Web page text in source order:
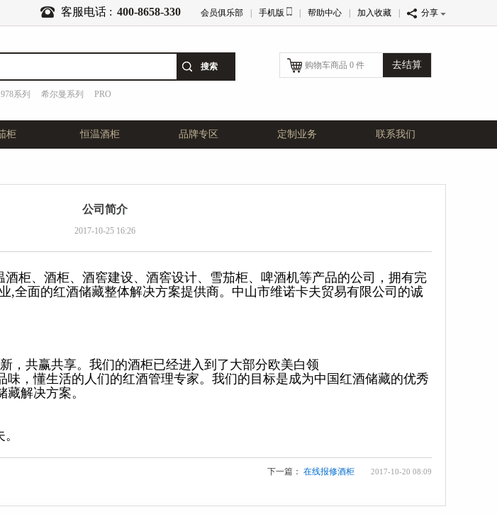
客服电话 : 400-8658-330 会员俱乐部 手机版 帮助中心 加入收藏 分享
系列 希尔曼系列 PRO
购物车商品 0 件 去结算
柜 恒温酒柜 品牌专区 定制业务 联系我们
公司简介
2017-10-25 16:26
柜、酒柜、酒窖建设、酒窖设计、雪茄柜、啤酒机等产品的公司，拥有完
,全面的红酒储藏整体解决方案提供商。中山市维诺卡夫贸易有限公司的诚
共赢共享。我们的酒柜已经进入到了大部分欧美白领
味，懂生活的人们的红酒管理专家。我们的目标是成为中国红酒储藏的优秀
解决方案。
下一篇： 在线报修酒柜 2017-10-20 08:09